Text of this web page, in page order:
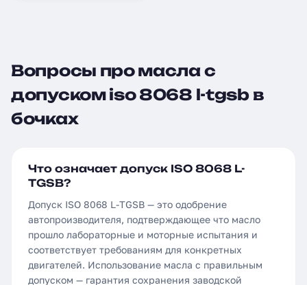
Вопросы про масла с
допуском iso 8068 l-tgsb в
бочках
Что означает допуск ISO 8068 L-
TGSB?
Допуск ISO 8068 L-TGSB — это одобрение
автопроизводителя, подтверждающее что масло
прошло лабораторные и моторные испытания и
соответствует требованиям для конкретных
двигателей. Использование масла с правильным
допуском — гарантия сохранения заводской